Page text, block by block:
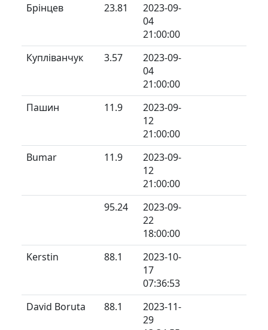
Брінцев
23.81
2023-09-
04
21:00:00
Купліванчук
3.57
2023-09-
04
21:00:00
Пашин
11.9
2023-09-
12
21:00:00
Bumar
11.9
2023-09-
12
21:00:00
95.24
2023-09-
22
18:00:00
Kerstin
88.1
2023-10-
17
07:36:53
David Boruta
88.1
2023-11-
29